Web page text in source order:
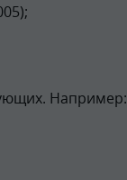
Например: